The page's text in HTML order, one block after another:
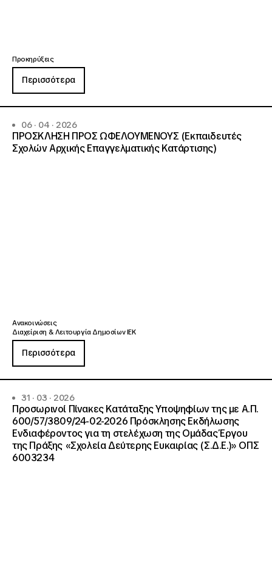
Προκηρύξεις
Περισσότερα
06 · 04 · 2026
ΠΡΟΣΚΛΗΣΗ ΠΡΟΣ ΩΦΕΛΟΥΜΕΝΟΥΣ (Εκπαιδευτές
Σχολών Αρχικής Επαγγελματικής Κατάρτισης)
Ανακοινώσεις
Διαχείριση & Λειτουργία Δημοσίων ΙΕΚ
Περισσότερα
31 · 03 · 2026
Προσωρινοί Πίνακες Κατάταξης Υποψηφίων της με Α.Π.
600/57/3809/24-02-2026 Πρόσκλησης Εκδήλωσης
Ενδιαφέροντος για τη στελέχωση της Ομάδας Έργου
της Πράξης «Σχολεία Δεύτερης Ευκαιρίας (Σ.Δ.Ε.)» ΟΠΣ
6003234